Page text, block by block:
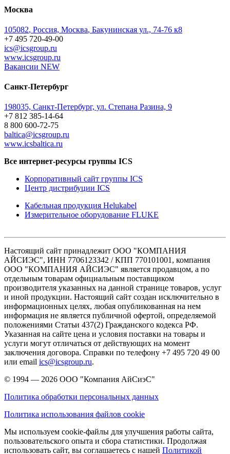
Москва
105082, Россия, Москва, Бакунинская ул., 74-76 к8
+7 495 720-49-00
ics@icsgroup.ru
www.icsgroup.ru
Вакансии NEW
Санкт-Петербург
198035, Санкт-Петербург, ул. Степана Разина, 9
+7 812 385-14-64
8 800 600-72-75
baltica@icsgroup.ru
www.icsbaltica.ru
Все интернет-ресурсы группы ICS
Корпоративный сайт группы ICS
Центр дистрибуции ICS
Кабельная продукция Helukabel
Измерительное оборудование FLUKE
Настоящий сайт принадлежит ООО "КОМПАНИЯ
АЙСИЭС", ИНН 7706123342 / КПП 770101001, компания
ООО "КОМПАНИЯ АЙСИЭС" является продавцом, а по
отдельным товарам официальным поставщиком
производителя указанных на данной странице товаров, услуг
и иной продукции. Настоящий сайт создан исключительно в
информационных целях, любая опубликованная на нем
информация не является публичной офертой, определяемой
положениями Статьи 437(2) Гражданского кодекса РФ.
Указанная на сайте цена и условия поставки на товары и
услуги могут отличаться от действующих на момент
заключения договора. Справки по телефону +7 495 720 49 00
или email ics@icsgroup.ru.
© 1994 — 2026 ООО "Компания АйСиэС"
Политика обработки персональных данных
Политика использования файлов cookie
Мы используем cookie-файлы для улучшения работы сайта,
пользовательского опыта и сбора статистики. Продолжая
использовать сайт, вы соглашаетесь с нашей Политикой